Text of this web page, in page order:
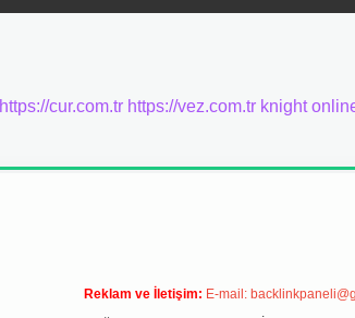
https://cur.com.tr https://vez.com.tr knight
Reklam ve İletişim: E-mail: